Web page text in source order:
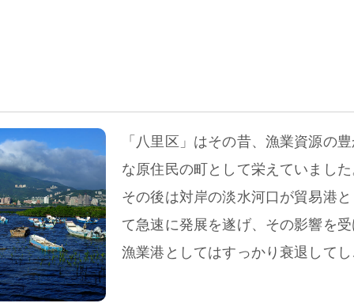
「八里区」はその昔、漁業資源の
な原住民の町として栄えていました
その後は対岸の淡水河口が貿易港と
て急速に発展を遂げ、その影響を受
漁業港としてはすっかり衰退してし